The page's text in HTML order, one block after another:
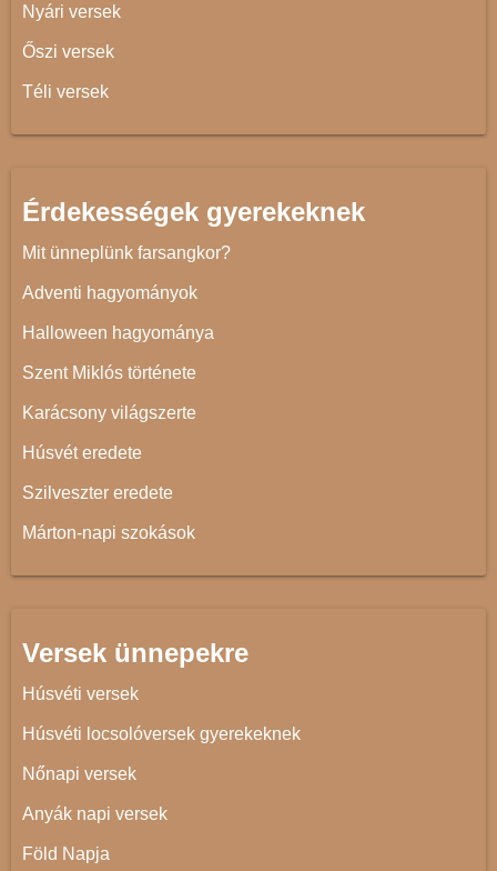
Nyári versek
Őszi versek
Téli versek
Érdekességek gyerekeknek
Mit ünneplünk farsangkor?
Adventi hagyományok
Halloween hagyománya
Szent Miklós története
Karácsony világszerte
Húsvét eredete
Szilveszter eredete
Márton-napi szokások
Versek ünnepekre
Húsvéti versek
Húsvéti locsolóversek gyerekeknek
Nőnapi versek
Anyák napi versek
Föld Napja